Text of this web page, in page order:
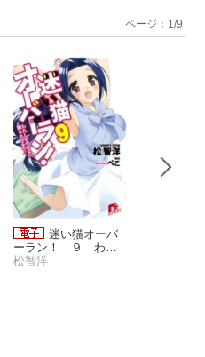
迷い猫オーバ
ーラン！ ９ わた
しがみんなに護られ
松智洋
ページ： 1 /9